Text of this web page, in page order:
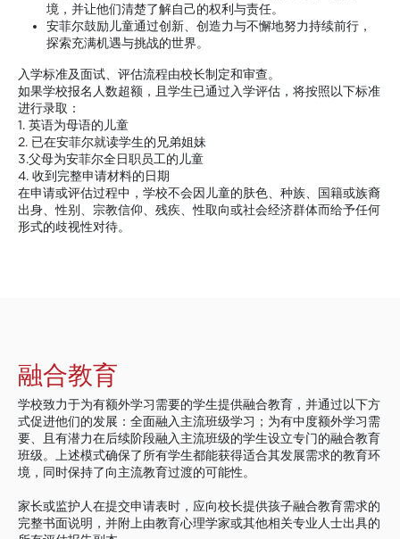
境，并让他们清楚了解自己的权利与责任。
安菲尔鼓励儿童通过创新、创造力与不懈地努力持续前行，
探索充满机遇与挑战的世界。
入学标准及面试、评估流程由校长制定和审查。
如果学校报名人数超额，且学生已通过入学评估，将按照以下标准
进行录取：
1. 英语为母语的儿童
2. 已在安菲尔就读学生的兄弟姐妹
3.父母为安菲尔全日职员工的儿童
4. 收到完整申请材料的日期
在申请或评估过程中，学校不会因儿童的肤色、种族、国籍或族裔
出身、性别、宗教信仰、残疾、性取向或社会经济群体而给予任何
形式的歧视性对待。
融合教育
学校致力于为有额外学习需要的学生提供融合教育，并通过以下方
式促进他们的发展：全面融入主流班级学习；为有中度额外学习需
要、且有潜力在后续阶段融入主流班级的学生设立专门的融合教育
班级。上述模式确保了所有学生都能获得适合其发展需求的教育环
境，同时保持了向主流教育过渡的可能性。
家长或监护人在提交申请表时，应向校长提供孩子融合教育需求的
完整书面说明，并附上由教育心理学家或其他相关专业人士出具的